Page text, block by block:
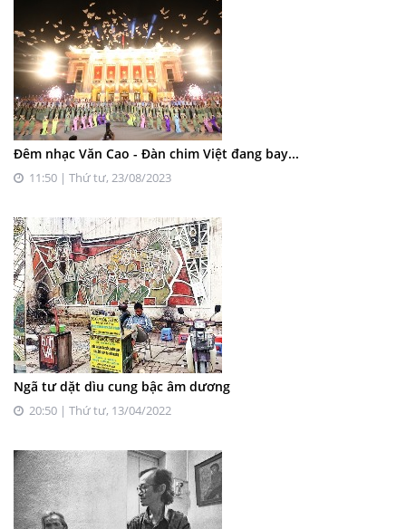
Đêm nhạc Văn Cao - Đàn chim Việt đang bay...
11:50 | Thứ tư, 23/08/2023
Ngã tư dặt dìu cung bậc âm dương
20:50 | Thứ tư, 13/04/2022